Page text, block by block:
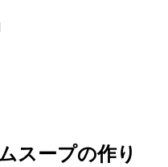
スープの作り